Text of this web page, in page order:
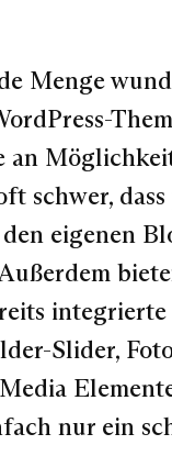
Menge
an
schwer, dass
eigenen
integrierte
Slider,
nur ein